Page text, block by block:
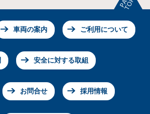
車両の案内 ご利用について
安全に対する取組
お問合せ 採用情報